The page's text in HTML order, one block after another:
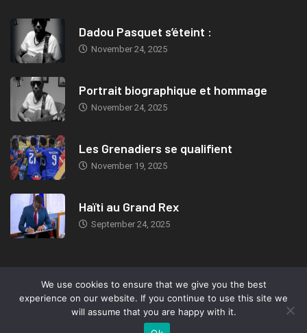
Dadou Pasquet s’éteint :
November 24, 2025
Portrait biographique et hommage
November 24, 2025
Les Grenadiers se qualifient
November 19, 2025
Haïti au Grand Rex
September 24, 2025
© 2019, TeleMIX Haiti- All rights reserved. Webdesign: Marc-Eden
Jeudy.
We use cookies to ensure that we give you the best
experience on our website. If you continue to use this site we
will assume that you are happy with it.